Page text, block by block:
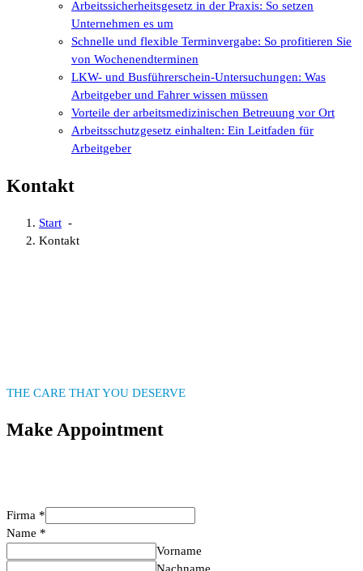
Arbeitssicherheitsgesetz in der Praxis: So setzen
Unternehmen es um
Schnelle und flexible Terminvergabe: So profitieren Sie
von Wochenendterminen
LKW- und Busführerschein-Untersuchungen: Was
Arbeitgeber und Fahrer wissen müssen
Vorteile der arbeitsmedizinischen Betreuung vor Ort
Arbeitsschutzgesetz einhalten: Ein Leitfaden für
Arbeitgeber
Kontakt
Start -
Kontakt
THE CARE THAT YOU DESERVE
Make Appointment
Firma *
Name *
Vorname